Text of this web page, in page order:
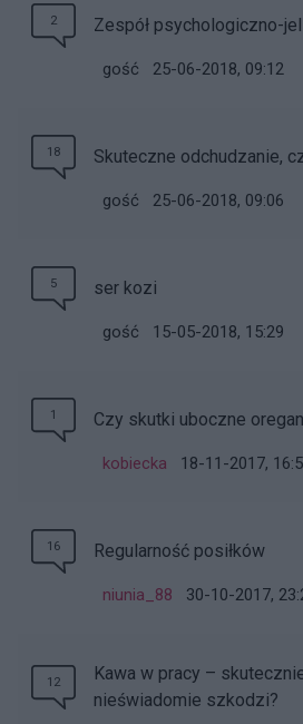
2 Zespół psychologiczno-
gość 25-06-2018, 09:12
18 Skuteczne odchudzanie,
gość 25-06-2018, 09:06
5 ser kozi
gość 15-05-2018, 15:29
1 Czy skutki uboczne
kobiecka 18-11-2017,
16 Regularność posiłków
niunia_88 30-10-2017,
12
Kawa w pracy –
nieświadomie szkodzi?